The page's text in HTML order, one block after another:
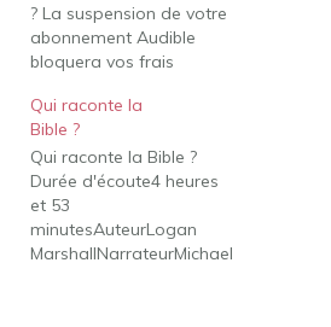
avec leurs propres
comptes Amazon…
? La suspension de votre
abonnement Audible
bloquera vos frais
mois, mais vous ne
recevrez aucun crédit
Audible pendant cette
période. Lorsque votre
abonnement redémarre
à la fin de cette période,
vous recommencerez
Qui raconte la
Bible ?
Qui raconte la Bible ?
Durée d'écoute4 heures
et 53
minutesAuteurLogan
MarshallNarrateurMichael